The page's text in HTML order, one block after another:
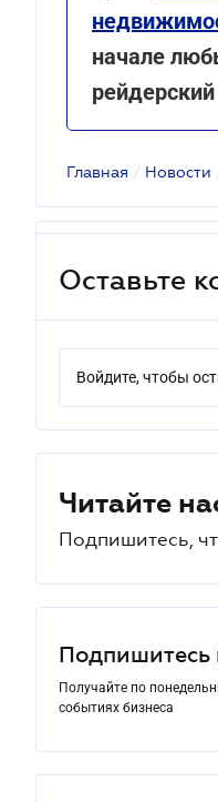
начале
Главная / Новости
Оставьте
Войдите, чтобы
Читайте
Подпишитесь,
Подпишитесь
Получайте по
событиях бизнеса